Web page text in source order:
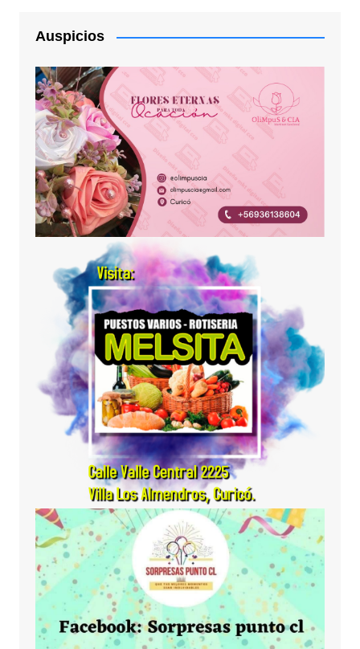
Auspicios